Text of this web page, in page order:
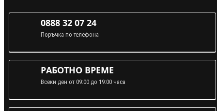
0888 32 07 24
Поръчка по телефона
РАБОТНО ВРЕМЕ
Всеки ден от 09:00 до 19:00 часа